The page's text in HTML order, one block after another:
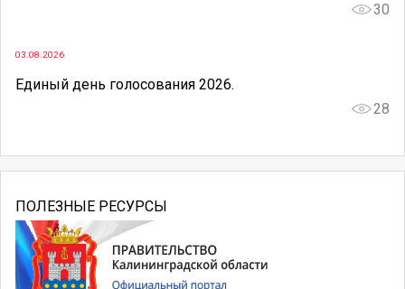
30
03.08.2026
Единый день голосования 2026.
28
ПОЛЕЗНЫЕ РЕСУРСЫ